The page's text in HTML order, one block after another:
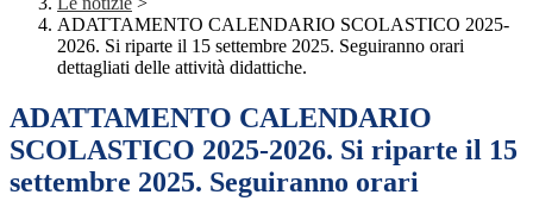
ADATTAMENTO CALENDARIO SCOLASTICO 2025-
2026. Si riparte il 15 settembre 2025. Seguiranno orari
dettagliati delle attività didattiche.
ADATTAMENTO CALENDARIO
SCOLASTICO 2025-2026. Si riparte il 15
settembre 2025. Seguiranno orari